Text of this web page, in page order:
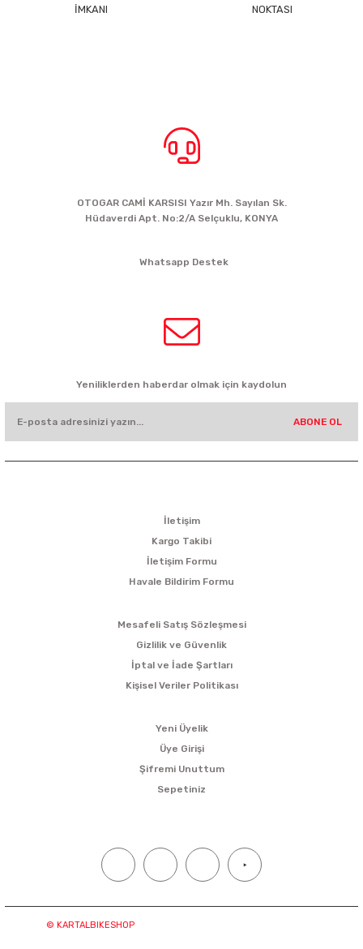
İMKANI
NOKTASI
OTOGAR CAMİ KARSISI Yazır Mh. Sayılan Sk.
Hüdaverdi Apt. No:2/A Selçuklu, KONYA
Whatsapp Destek
Yeniliklerden haberdar olmak için kaydolun
ABONE OL
İletişim
Kargo Takibi
İletişim Formu
Havale Bildirim Formu
Mesafeli Satış Sözleşmesi
Gizlilik ve Güvenlik
İptal ve İade Şartları
Kişisel Veriler Politikası
Yeni Üyelik
Üye Girişi
Şifremi Unuttum
Sepetiniz
© KARTALBIKESHOPTüm hakları saklıdır. Kredi kartı bilgileriniz